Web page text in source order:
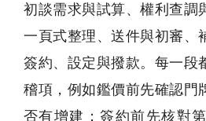
初談需求與試算、權利查調
一頁式整理、送件與初審、
簽約、設定與撥款。每一段
稽項，例如鑑價前先確認門
否有增建；簽約前先核對